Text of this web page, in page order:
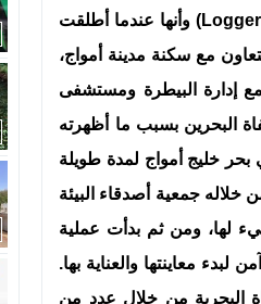
المهندي أن هذه السلحفاة قد تم تصنيفها على أنها تنمني إلى فصيلة اللوقر هيد (Logger Head) وأنها عندما أطلقت
مع سكنة مدينة أمواج،
إدارة البيطرة ومستشفى
البحرين بسبب ما أظهرته
بحر خليج أمواج لمدة طويلة
خلاله جمعية أصدقاء البيئة
لها، ومن ثم بدأت عملية
معاينتها والعناية بها.
البحرية من خلال عدد من